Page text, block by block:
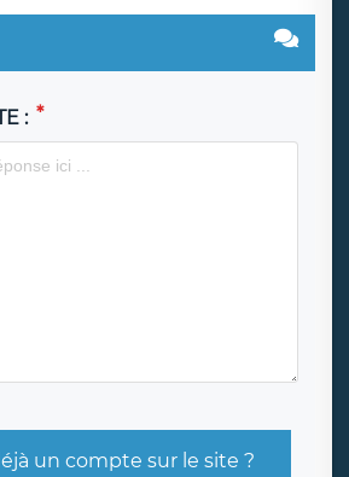
:
un compte sur le site ?